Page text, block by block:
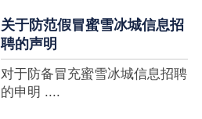
关于防范假冒蜜雪冰城信息招
聘的声明
对于防备冒充蜜雪冰城信息招聘
的申明 ....